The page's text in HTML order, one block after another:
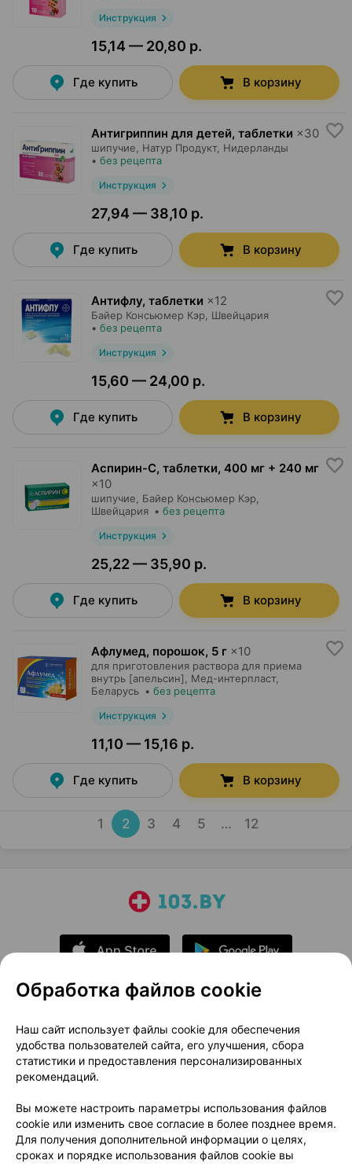
Инструкция
15,14 — 20,80 р.
Где купить В корзину
Антигриппин для детей, таблетки ×30
шипучие, Натур Продукт, Нидерланды
• без рецепта
Инструкция
27,94 — 38,10 р.
Где купить В корзину
Антифлу, таблетки ×12
Байер Консьюмер Кэр , Швейцария
• без рецепта
Инструкция
15,60 — 24,00 р.
Где купить В корзину
Аспирин-С, таблетки, 400 мг + 240 мг
×10
шипучие, Байер Консьюмер Кэр
Швейцария • без рецепта
Инструкция
25,22 — 35,90 р.
Где купить В корзину
Афлумед, порошок, 5 г ×10
для приготовления раствора для приема
внутрь [апельсин],
Мед-интерпласт,
Беларусь • без рецепта
Инструкция
11,10 — 15,16 р.
Где купить В корзину
1 2 3 4 5 … 12
О проекте
Новости проекта
Размещение рекламы
Медицинский маркетинг
Публичный договор
Доставка
Способы оплаты
Вакансии
Партнеры
Написать руководителю 103.by
Написать в поддержку
Обработка файлов cookie
Наш сайт использует файлы cookie для обеспечения
удобства пользователей сайта, его улучшения, сбора
статистики и предоставления персонализированных
рекомендаций.
Вы можете настроить параметры использования файлов
cookie или изменить свое согласие в более позднее время.
Для получения дополнительной информации о целях,
сроках и порядке использования файлов cookie вы